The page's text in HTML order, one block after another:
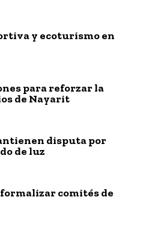
y ecoturismo en
para reforzar la
de Nayarit
disputa por
de luz
comités de